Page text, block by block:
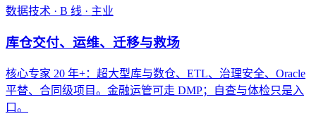
数据技术 · B 线 · 主业
库仓交付、运维、迁移与救场
核心专家 20 年+：超大型库与数仓、ETL、治理安全、Oracle
平替、合同级项目。金融运管可走 DMP；自查与体检只是入
口。